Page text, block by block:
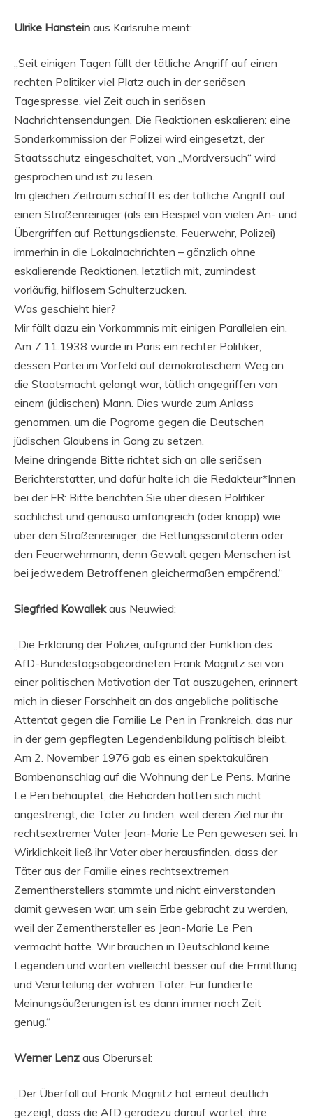
Ulrike Hanstein aus Karlsruhe meint:
„Seit einigen Tagen füllt der tätliche Angriff auf einen
rechten Politiker viel Platz auch in der seriösen
Tagespresse, viel Zeit auch in seriösen
Nachrichtensendungen. Die Reaktionen eskalieren: eine
Sonderkommission der Polizei wird eingesetzt, der
Staatsschutz eingeschaltet, von „Mordversuch“ wird
gesprochen und ist zu lesen.
Im gleichen Zeitraum schafft es der tätliche Angriff auf
einen Straßenreiniger (als ein Beispiel von vielen An- und
Übergriffen auf Rettungsdienste, Feuerwehr, Polizei)
immerhin in die Lokalnachrichten – gänzlich ohne
eskalierende Reaktionen, letztlich mit, zumindest
vorläufig, hilflosem Schulterzucken.
Was geschieht hier?
Mir fällt dazu ein Vorkommnis mit einigen Parallelen ein.
Am 7.11.1938 wurde in Paris ein rechter Politiker,
dessen Partei im Vorfeld auf demokratischem Weg an
die Staatsmacht gelangt war, tätlich angegriffen von
einem (jüdischen) Mann. Dies wurde zum Anlass
genommen, um die Pogrome gegen die Deutschen
jüdischen Glaubens in Gang zu setzen.
Meine dringende Bitte richtet sich an alle seriösen
Berichterstatter, und dafür halte ich die Redakteur*Innen
bei der FR: Bitte berichten Sie über diesen Politiker
sachlichst und genauso umfangreich (oder knapp) wie
über den Straßenreiniger, die Rettungssanitäterin oder
den Feuerwehrmann, denn Gewalt gegen Menschen ist
bei jedwedem Betroffenen gleichermaßen empörend.“
Siegfried Kowallekaus Neuwied:
„Die Erklärung der Polizei, aufgrund der Funktion des
AfD-Bundestagsabgeordneten Frank Magnitz sei von
einer politischen Motivation der Tat auszugehen, erinnert
mich in dieser Forschheit an das angebliche politische
Attentat gegen die Familie Le Pen in Frankreich, das nur
in der gern gepflegten Legendenbildung politisch bleibt.
Am 2. November 1976 gab es einen spektakulären
Bombenanschlag auf die Wohnung der Le Pens. Marine
Le Pen behauptet, die Behörden hätten sich nicht
angestrengt, die Täter zu finden, weil deren Ziel nur ihr
rechtsextremer Vater Jean-Marie Le Pen gewesen sei. In
Wirklichkeit ließ ihr Vater aber herausfinden, dass der
Täter aus der Familie eines rechtsextremen
Zementherstellers stammte und nicht einverstanden
damit gewesen war, um sein Erbe gebracht zu werden,
weil der Zementhersteller es Jean-Marie Le Pen
vermacht hatte. Wir brauchen in Deutschland keine
Legenden und warten vielleicht besser auf die Ermittlung
und Verurteilung der wahren Täter. Für fundierte
Meinungsäußerungen ist es dann immer noch Zeit
genug.“
Werner Lenz aus Oberursel:
„Der Überfall auf Frank Magnitz hat erneut deutlich
gezeigt, dass die AfD geradezu darauf wartet, ihre